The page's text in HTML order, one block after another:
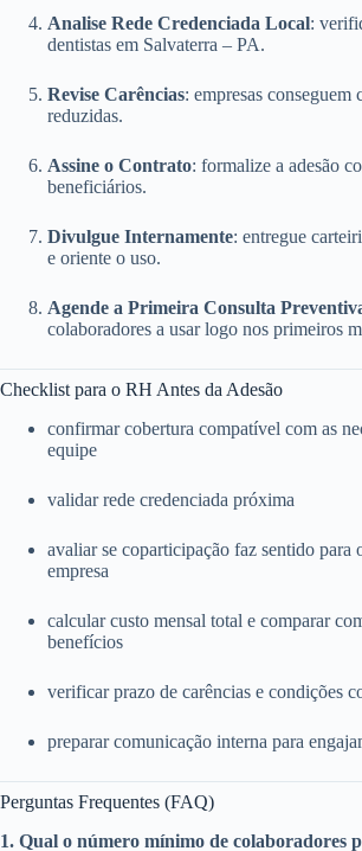
Analise Rede Credenciada Local:
dentistas em Salvaterra – PA.
Revise Carências: empresas conseguem
reduzidas.
Assine o Contrato: formalize a adesão
beneficiários.
Divulgue Internamente: entregue
e oriente o uso.
Agende a Primeira Consulta
colaboradores a usar logo nos primeiros
Checklist para o RH Antes da Adesão
confirmar cobertura compatível com as
equipe
validar rede credenciada próxima
avaliar se coparticipação faz sentido para
empresa
calcular custo mensal total e comparar
benefícios
verificar prazo de carências e condições
preparar comunicação interna para
Perguntas Frequentes (FAQ)
1. Qual o número mínimo de colaboradores